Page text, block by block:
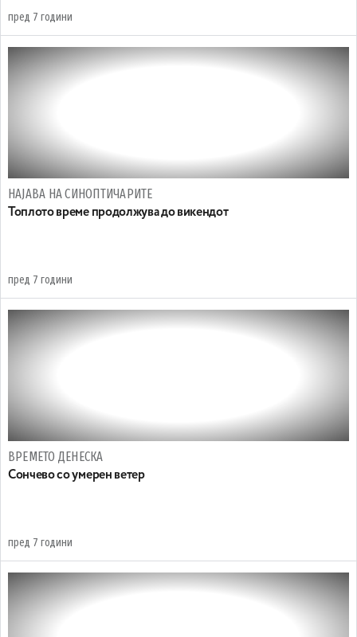
пред 7 години
НАЈАВА НА СИНОПТИЧАРИТЕ
Топлото време продолжува до викендот
пред 7 години
ВРЕМЕТО ДЕНЕСКА
Сончево со умерен ветер
пред 7 години